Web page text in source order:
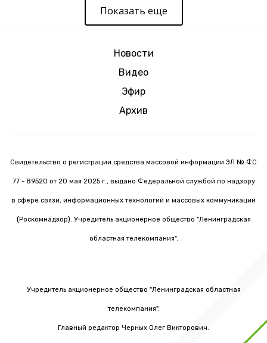
Показать еще
Новости
Видео
Эфир
Архив
Свидетельство о регистрации средства массовой информации ЭЛ № ФС
77 - 89520 от 20 мая 2025 г., выдано Федеральной службой по надзору
в сфере связи, информационных технологий и массовых коммуникаций
(Роскомнадзор). Учредитель акционерное общество "Ленинградская
областная телекомпания".
Учредитель акционерное общество "Ленинградская областная
телекомпания".
Главный редактор Черных Олег Викторович.